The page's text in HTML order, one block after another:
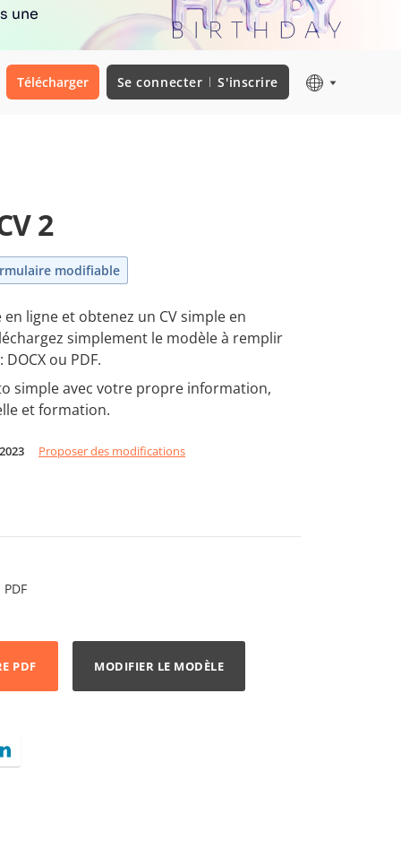
une
Télécharger Se connecter S'inscrire
2
modifiable
ligne et obtenez un CV simple en
simplement le modèle à remplir
ou PDF.
simple avec votre propre information,
et formation.
Proposer des modifications
PDF
PDF MODIFIER LE MODÈLE